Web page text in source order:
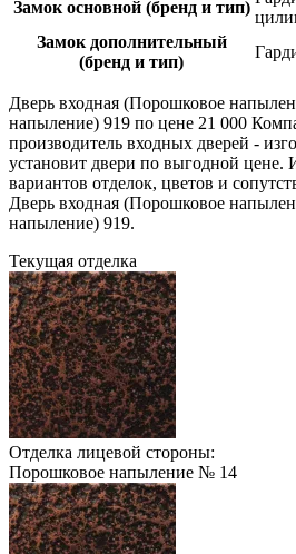
Замок основной (бренд и тип)
Замок дополнительный
(бренд и тип)
Дверь входная (Порошковое
напыление) 919 по цене 21 000
производитель входных дверей -
установит двери по выгодной цене.
вариантов отделок, цветов и
Дверь входная (Порошковое
напыление) 919.
Текущая отделка
Отделка лицевой стороны:
Порошковое напыление № 14